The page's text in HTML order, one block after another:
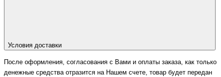
Условия доставки
После оформления, согласования с Вами и оплаты заказа, как только
денежные средства отразится на Нашем счете, товар будет передан